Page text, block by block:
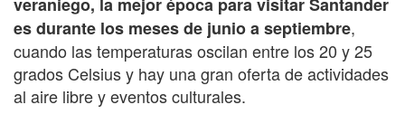
es durante los meses de junio a septiembre,
cuando las temperaturas oscilan entre los 20 y 25
grados Celsius y hay una gran oferta de actividades
al aire libre y eventos culturales.